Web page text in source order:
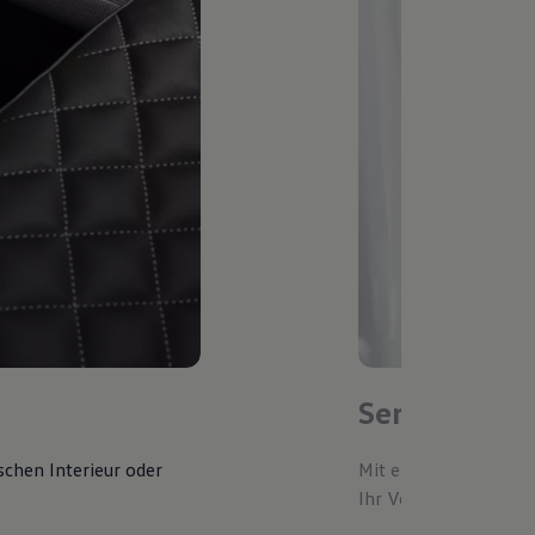
Interieur oder
Service-
Mit einem
Ihr Volkswagen